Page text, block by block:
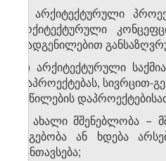
გ) არქიტექტურული
არქიტექტურული
დადგენილებით
დ) არქიტექტურული
დაპროექტებას, სივრცით-
ნაწილების
ე) ახალი მშენებლობა −
ნაგებობა ან ხდება
განთავსება;